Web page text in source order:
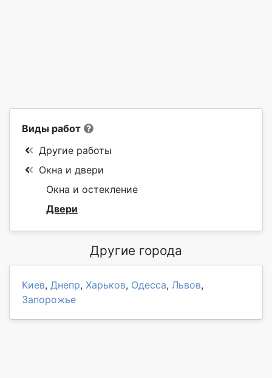
Виды работ
Другие работы
Окна и двери
Окна и остекление
Двери
Другие города
Киев, Днепр, Харьков, Одесса, Львов,
Запорожье